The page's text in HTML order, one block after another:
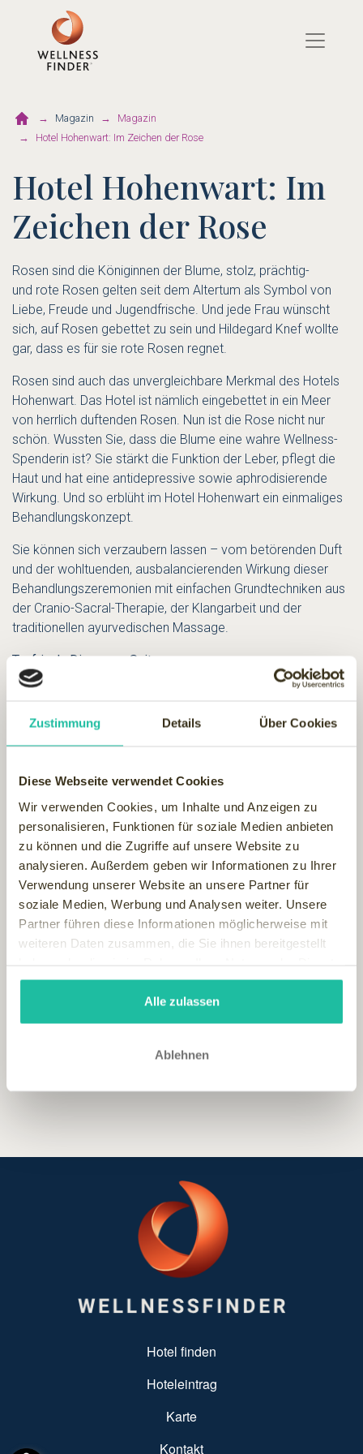
Zustimmung Details Über Cookies
Diese Webseite verwendet Cookies
Wir verwenden Cookies, um Inhalte und Anzeigen zu
personalisieren, Funktionen für soziale Medien anbieten
zu können und die Zugriffe auf unsere Website zu
analysieren. Außerdem geben wir Informationen zu Ihrer
Verwendung unserer Website an unsere Partner für
soziale Medien, Werbung und Analysen weiter. Unsere
Partner führen diese Informationen möglicherweise mit
weiteren Daten zusammen, die Sie ihnen bereitgestellt
gesammelt haben.
Alle zulassen
Ablehnen
Magazin
Magazin
Hotel Hohenwart: Im Zeichen der Rose
Hotel Hohenwart: Im
Zeichen der Rose
Rosen sind die Königinnen der Blume, stolz, prächtig-
und rote Rosen gelten seit dem Altertum als Symbol von
Liebe, Freude und Jugendfrische. Und jede Frau wünscht
sich, auf Rosen gebettet zu sein und Hildegard Knef wollte
gar, dass es für sie rote Rosen regnet.
Rosen sind auch das unvergleichbare Merkmal des Hotels
Hohenwart. Das Hotel ist nämlich eingebettet in ein Meer
von herrlich duftenden Rosen. Nun ist die Rose nicht nur
schön. Wussten Sie, dass die Blume eine wahre Wellness-
Spenderin ist? Sie stärkt die Funktion der Leber, pflegt die
Haut und hat eine antidepressive sowie aphrodisierende
Wirkung. Und so erblüht im Hotel Hohenwart ein einmaliges
Behandlungskonzept.
Sie können sich verzaubern lassen – vom betörenden Duft
und der wohltuenden, ausbalancierenden Wirkung dieser
Behandlungszeremonien mit einfachen Grundtechniken aus
der Cranio-Sacral-Therapie, der Klangarbeit und der
traditionellen ayurvedischen Massage.
Taufrisch: Die neuen Suiten
Sie machen ihrem Namen alle Ehre: die fünf neuen,
aufnehmen wie ein duftiger Blütenkelch. Elegantes
geben dem modernen Interieur einen exklusiven„Alpin-
Natürlich verfügt jede Suite im Hohenwart auch über einen
Logenplatz im Freien. Auf großzügigen Panoramabalkons,
ausgestattet mit Komfortliegen, ist gut relaxen – zu Füßen
die verschwenderische Rosenpracht des Hotelgartens, auf
Augenhöhe die einzigartige Bergkulisse des
Burggrafenamtes… und mittendrin jede Menge Freiraum für
einzigartige Feriengefühle!
Stress ade, sich Zeit nehmen, um das Leben zu genießen.
Dazu habe ich das passende Zitat für Sie entdeckt:
Hotel finden
Hoteleintrag
Karte
Kontakt